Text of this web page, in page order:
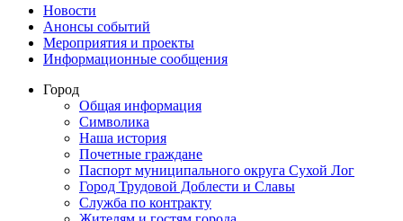
Новости
Анонсы событий
Мероприятия и проекты
Информационные сообщения
Город
Общая информация
Символика
Наша история
Почетные граждане
Паспорт муниципального округа Сухой Лог
Город Трудовой Доблести и Славы
Служба по контракту